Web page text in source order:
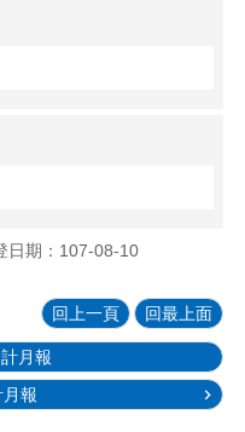
日期：107-08-10
回上一頁 回最上面
月報
報